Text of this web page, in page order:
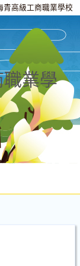
青高級工商職業學校
業學